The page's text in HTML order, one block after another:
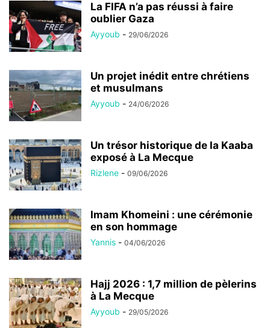
La FIFA n’a pas réussi à faire
oublier Gaza
Ayyoub - 29/06/2026
Un projet inédit entre chrétiens
et musulmans
Ayyoub - 24/06/2026
Un trésor historique de la Kaaba
exposé à La Mecque
Rizlene - 09/06/2026
Imam Khomeini : une cérémonie
en son hommage
Yannis - 04/06/2026
Hajj 2026 : 1,7 million de pèlerins
à La Mecque
Ayyoub - 29/05/2026